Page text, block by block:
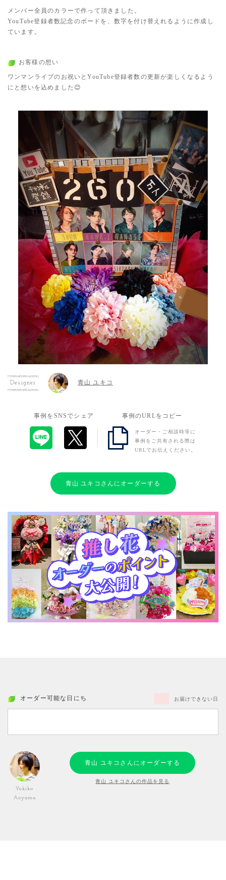
メンバー全員のカラーで作って頂きました。
YouTube登録者数記念のボードを、数字を付け替えれるように作成し
ています。
お客様の想い
ワンマンライブのお祝いとYouTube登録者数の更新が楽しくなるよう
にと想いを込めました😊
Designer 青山 ユキコ
事例をSNSでシェア 事例のURLをコピー
オーダー・ご相談時等に
事例をご共有される際は
URLでお伝えください。
青山 ユキコさんにオーダーする
オーダー可能な日にち お届けできない日
Yukiko
Aoyama
青山 ユキコさんにオーダーする
青山 ユキコさんの作品を見る